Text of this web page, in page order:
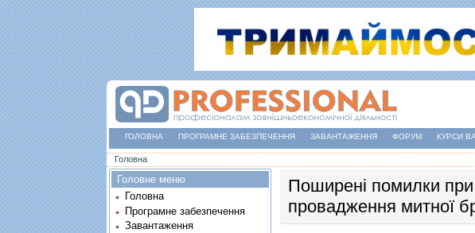
ГОЛОВНА ПРОГРАМНЕ ЗАБЕЗПЕЧЕННЯ ЗАВАНТАЖЕННЯ ФОРУМ КУРСИ
Ви є тут
Головна
Поширені помилки при
провадження митної
Головне меню
Головна
Програмне забезпечення
Завантаження